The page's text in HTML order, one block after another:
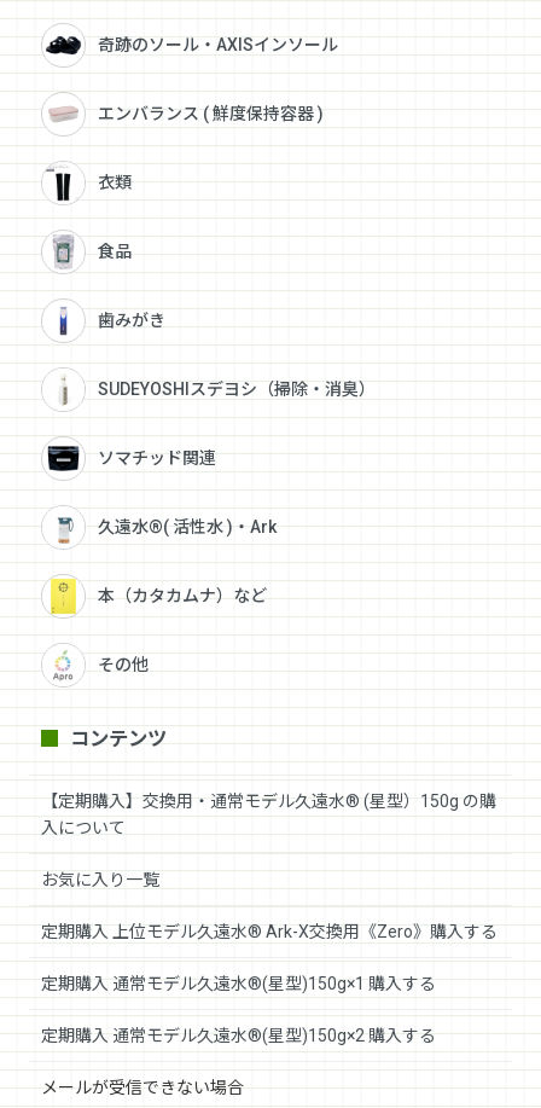
奇跡のソール・AXISインソール
エンバランス ( 鮮度保持容器 )
衣類
食品
歯みがき
SUDEYOSHIスデヨシ（掃除・消臭）
ソマチッド関連
久遠水®( 活性水 )・Ark
本（カタカムナ）など
その他
コンテンツ
【定期購入】交換用・通常モデル久遠水® (星型）150g の購
入について
お気に入り一覧
定期購入 上位モデル久遠水® Ark-X交換用《Zero》購入する
定期購入 通常モデル久遠水®(星型)150g×1 購入する
定期購入 通常モデル久遠水®(星型)150g×2 購入する
メールが受信できない場合